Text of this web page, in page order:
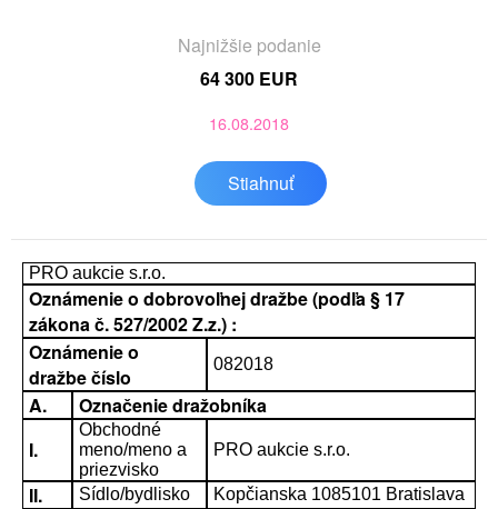
Najnižšie podanie
64 300 EUR
16.08.2018
Stiahnuť
PRO aukcie s.r.o.
Oznámenie o dobrovoľnej dražbe (podľa § 17
zákona č. 527/2002 Z.z.) :
Oznámenie o
dražbe číslo
082018
A.
Označenie dražobníka
I.
Obchodné
meno/meno a
priezvisko
PRO aukcie s.r.o.
II. Sídlo/bydlisko Kopčianska 1085101 Bratislava